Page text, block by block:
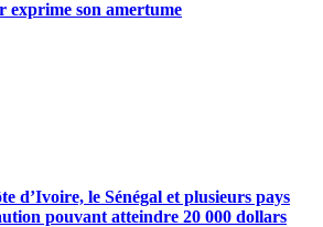
son amertume
d’Ivoire, le Sénégal et plusieurs pays
pouvant atteindre 20 000 dollars